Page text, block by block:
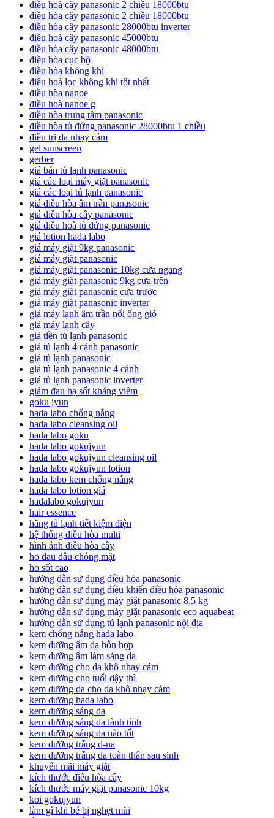
điều hoà cây panasonic 2 chiều 18000btu
điều hòa cây panasonic 2 chiều 18000btu
điều hòa cây panasonic 28000btu inverter
điều hoà cây panasonic 45000btu
điều hòa cây panasonic 48000btu
điều hòa cục bộ
điều hòa không khí
điều hoà lọc không khí tốt nhất
điều hòa nanoe
điều hoà nanoe g
điều hòa trung tâm panasonic
điều hòa tủ đứng panasonic 28000btu 1 chiều
điều trị da nhạy cảm
gel sunscreen
gerber
giá bán tủ lạnh panasonic
giá các loại máy giặt panasonic
giá các loại tủ lạnh panasonic
giá điều hòa âm trần panasonic
giá điều hòa cây panasonic
giá điều hoà tủ đứng panasonic
giá lotion hada labo
giá máy giặt 9kg panasonic
giá máy giặt panasonic
giá máy giặt panasonic 10kg cửa ngang
giá máy giặt panasonic 9kg cửa trên
giá máy giặt panasonic cửa trước
giá máy giặt panasonic inverter
giá máy lạnh âm trần nối ống gió
giá máy lạnh cây
giá tiền tủ lạnh panasonic
giá tủ lạnh 4 cánh panasonic
giá tủ lạnh panasonic
giá tủ lạnh panasonic 4 cánh
giá tủ lạnh panasonic inverter
giảm đau hạ sốt kháng viêm
goku jyun
hada labo chống nắng
hada labo cleansing oil
hada labo goku
hada labo gokujyun
hada labo gokujyun cleansing oil
hada labo gokujyun lotion
hada labo kem chống nắng
hada labo lotion giá
hadalabo gokujyun
hair essence
hãng tủ lạnh tiết kiệm điện
hệ thống điều hòa multi
hình ảnh điều hòa cây
ho đau đầu chóng mặt
ho sốt cao
hướng dẫn sử dụng điều hòa panasonic
hướng dẫn sử dụng điều khiển điều hòa panasonic
hướng dẫn sử dụng máy giặt panasonic 8.5 kg
hướng dẫn sử dụng máy giặt panasonic eco aquabeat
hướng dẫn sử dụng tủ lạnh panasonic nội địa
kem chống nắng hada labo
kem dưỡng ẩm da hỗn hợp
kem dưỡng ẩm làm sáng da
kem dưỡng cho da khô nhạy cảm
kem dưỡng cho tuổi dậy thì
kem dưỡng da cho da khô nhạy cảm
kem dưỡng hada labo
kem dưỡng sáng da
kem dưỡng sáng da lành tính
kem dưỡng sáng da nào tốt
kem dưỡng trắng d-na
kem dưỡng trắng da toàn thân sau sinh
khuyến mãi máy giặt
kích thước điều hòa cây
kích thước máy giặt panasonic 10kg
koi gokujyun
làm gì khi bé bị nghẹt mũi